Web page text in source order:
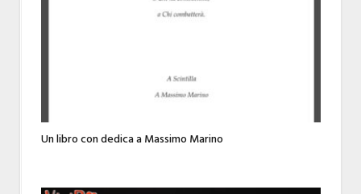
Un libro con dedica a Massimo Marino